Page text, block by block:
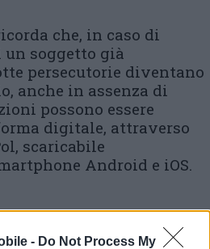
- Do Not Process My
che, in caso di
soggetto già
persecutorie diventano
anche in assenza di
possono essere
digitale, attraverso
scaricabile
Android e iOS.